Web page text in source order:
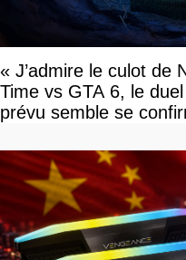
« J’admire le culot de
Time vs GTA 6, le
prévu semble se